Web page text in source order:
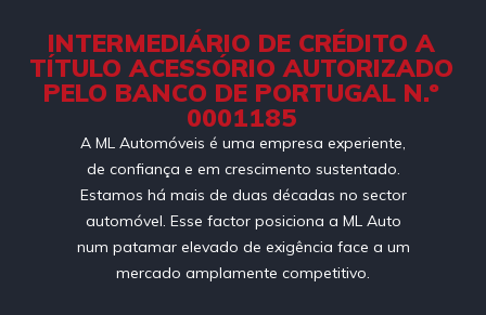
INTERMEDIÁRIO DE CRÉDITO A
TÍTULO ACESSÓRIO AUTORIZADO
PELO BANCO DE PORTUGAL N.º
0001185
A ML Automóveis é uma empresa experiente,
de confiança e em crescimento sustentado.
Estamos há mais de duas décadas no sector
automóvel. Esse factor posiciona a ML Auto
num patamar elevado de exigência face a um
mercado amplamente competitivo.